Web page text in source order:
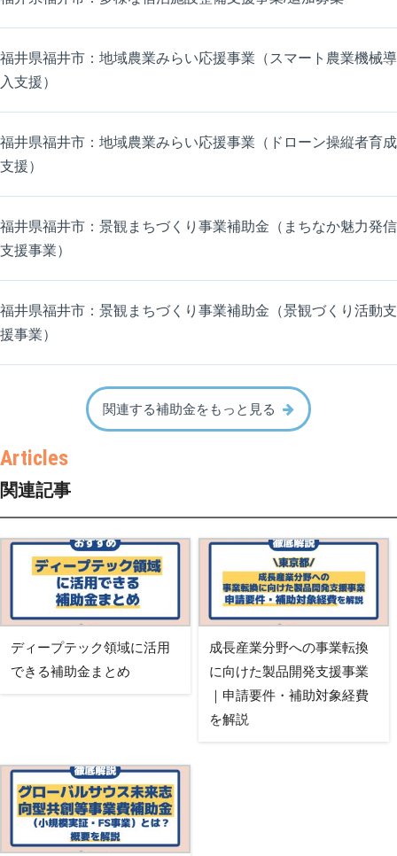
福井県福井市：地域農業みらい応援事業（スマート農業機械導
入支援）
福井県福井市：地域農業みらい応援事業（ドローン操縦者育成
支援）
福井県福井市：景観まちづくり事業補助金（まちなか魅力発信
支援事業）
福井県福井市：景観まちづくり事業補助金（景観づくり活動支
援事業）
関連する補助金をもっと見る
関連記事
ディープテック領域に活用
できる補助金まとめ
成長産業分野への事業転換
に向けた製品開発支援事業
｜申請要件・補助対象経費
を解説